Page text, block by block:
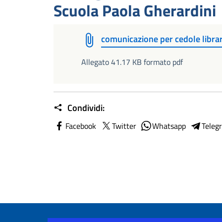
Scuola Paola Gherardini
comunicazione per cedole
Allegato 41.17 KB formato pdf
Condividi:
Facebook Twitter Whatsapp